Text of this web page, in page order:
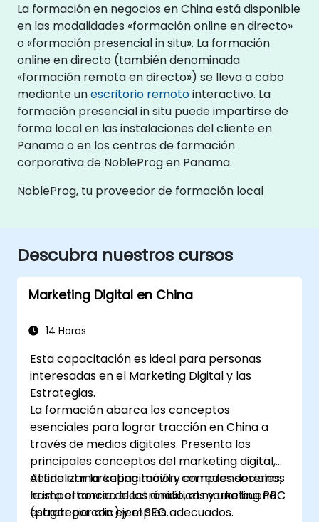
La formación en negocios en China está disponible
en las modalidades «formación online en directo»
o «formación presencial in situ». La formación
online en directo (también denominada
«formación remota en directo») se lleva a cabo
mediante unescritorio remotointeractivo. La
formación presencial in situ puede impartirse de
forma local en las instalaciones del cliente en
Panama o en los centros de formación
corporativa de NobleProg en Panama.
NobleProg, tu proveedor de formación local
Descubra nuestros cursos
Marketing Digital en China
14 Horas
Esta capacitación es ideal para personas
interesadas en el Marketing Digital y las
Estrategias.
La formación abarca los conceptos
esenciales para lograr tracción en China a
través de medios digitales. Presenta los
principales conceptos del marketing digital,
desde el marketing móvil y en redes sociales,
hasta el correo electrónico, el marketing PPC
(pagar por clic) y el SEO.
Al finalizar la capacitación, comprenderemos
la importancia de las analíticas y una buena
estrategia con ejemplos adecuados.